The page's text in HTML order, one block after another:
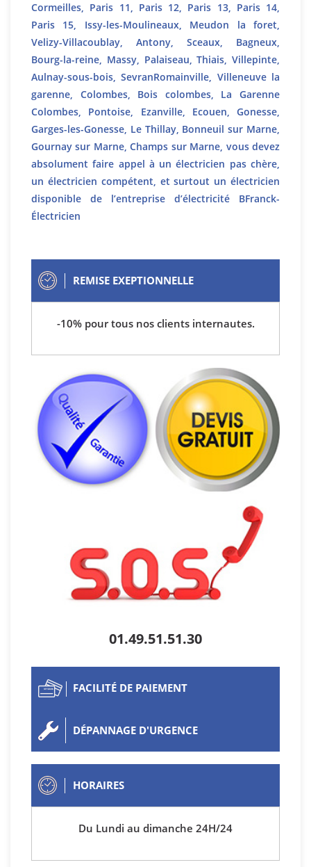
Cormeilles, Paris 11, Paris 12, Paris 13, Paris 14,
Paris 15, Issy-les-Moulineaux, Meudon la foret,
Velizy-Villacoublay, Antony, Sceaux, Bagneux,
Bourg-la-reine, Massy, Palaiseau, Thiais, Villepinte,
Aulnay-sous-bois, SevranRomainville, Villeneuve la
garenne, Colombes, Bois colombes, La Garenne
Colombes, Pontoise, Ezanville, Ecouen, Gonesse,
Garges-les-Gonesse, Le Thillay, Bonneuil sur Marne,
Gournay sur Marne, Champs sur Marne, vous devez
absolument faire appel à un électricien pas chère,
un électricien compétent, et surtout un électricien
disponible de l’entreprise d’électricité BFranck-
Électricien
REMISE EXEPTIONNELLE
-10% pour tous nos clients internautes.
01.49.51.51.30
FACILITÉ DE PAIEMENT
DÉPANNAGE D'URGENCE
HORAIRES
Du Lundi au dimanche 24H/24